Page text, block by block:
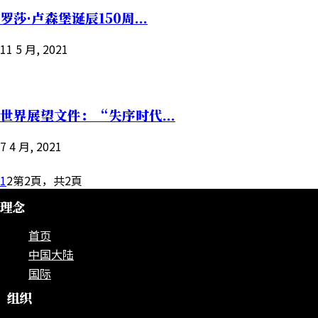
罗莎·卢森堡诞辰150周...
11 5 月, 2021
世界展望文件：“失序时代...
7 4 月, 2021
12第2頁，共2頁
理念
首页
中国大陆
国际
组织